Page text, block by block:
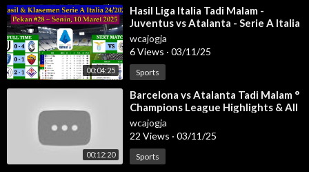
#siaranlangsunglaliga #laligapekan27
00:04:25
⁣Hasil Liga Italia Tadi Malam -
Juventus vs Atalanta - Serie A Italia
2024/2025 Pekan 28
wcajogja
6 Views · 03/11/25
Sports
00:12:20
⁣Barcelona vs Atalanta Tadi Malam °
Champions League Highlights & All
Goals ° Hasil Bola Tadi Mal
wcajogja
22 Views · 03/11/25
Sports